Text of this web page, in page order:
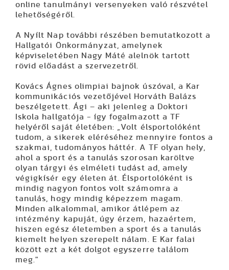
online tanulmányi versenyeken való részvétel
lehetőségéről.
A Nyílt Nap további részében bemutatkozott a
Hallgatói Önkormányzat, amelynek
képviseletében Nagy Máté alelnök tartott
rövid előadást a szervezetről.
Kovács Ágnes olimpiai bajnok úszóval, a Kar
kommunikációs vezetőjével Horváth Balázs
beszélgetett. Ági – aki jelenleg a Doktori
Iskola hallgatója - így fogalmazott a TF
helyéről saját életében: „Volt élsportolóként
tudom, a sikerek eléréséhez mennyire fontos a
szakmai, tudományos háttér. A TF olyan hely,
ahol a sport és a tanulás szorosan karöltve
olyan tárgyi és elméleti tudást ad, amely
végigkísér egy életen át. Élsportolóként is
mindig nagyon fontos volt számomra a
tanulás, hogy mindig képezzem magam.
Minden alkalommal, amikor átlépem az
intézmény kapuját, úgy érzem, hazaértem,
hiszen egész életemben a sport és a tanulás
kiemelt helyen szerepelt nálam. E Kar falai
között ezt a két dolgot egyszerre találom
meg."